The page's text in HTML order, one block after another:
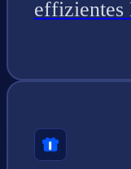
effizientes